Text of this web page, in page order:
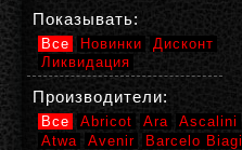
Показывать:
Все Новинки
Дисконт
Ликвидация
Производители:
Все Abricot Ara
Ascalini
Atwa
Avenir
Barcelo Biagi